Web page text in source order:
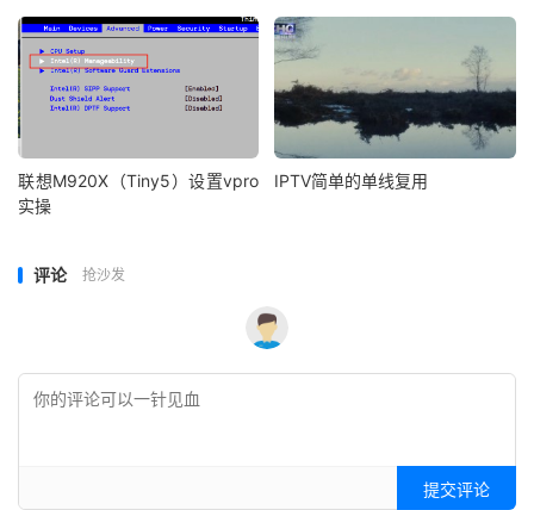
联想M920X（Tiny5）设置vpro
实操
IPTV简单的单线复用
评论 抢沙发
提交评论